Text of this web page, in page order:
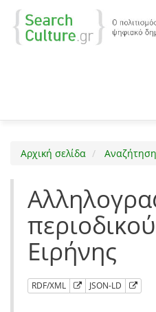
Αρχική σελίδα
Ειρήνης
RDF/XML JSON-LD